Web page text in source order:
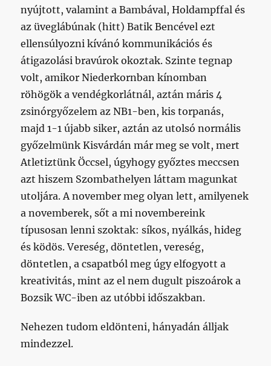
nyújtott, valamint a Bambával, Holdampffal és
az üveglábúnak (hitt) Batik Bencével ezt
ellensúlyozni kívánó kommunikációs és
átigazolási bravúrok okoztak. Szinte tegnap
volt, amikor Niederkornban kínomban
röhögök a vendégkorlátnál, aztán máris 4
zsinórgyőzelem az NB1-ben, kis torpanás,
majd 1-1 újabb siker, aztán az utolsó normális
győzelmünk Kisvárdán már meg se volt, mert
Atletiztünk Öccsel, úgyhogy győztes meccsen
azt hiszem Szombathelyen láttam magunkat
utoljára. A november meg olyan lett, amilyenek
a novemberek, sőt a mi novembereink
típusosan lenni szoktak: síkos, nyálkás, hideg
és ködös. Vereség, döntetlen, vereség,
döntetlen, a csapatból meg úgy elfogyott a
kreativitás, mint az el nem dugult piszoárok a
Bozsik WC-iben az utóbbi időszakban.
Nehezen tudom eldönteni, hányadán álljak
mindezzel.